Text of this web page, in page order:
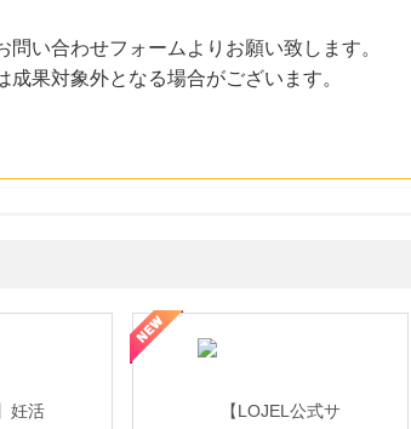
い合わせフォームよりお願い致します。
果対象外となる場合がございます。
現！ブランド品・貴金属の無料査定